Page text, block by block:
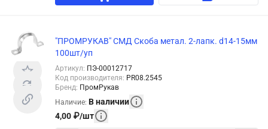
"ПРОМРУКАВ" СМД Скоба метал. 2-лапк. d14-15мм
100шт/уп
Артикул: ПЭ-00012717
Код производителя: PR08.2545
Бренд: ПромРукав
Наличие: В наличии
4,00 ₽/шт